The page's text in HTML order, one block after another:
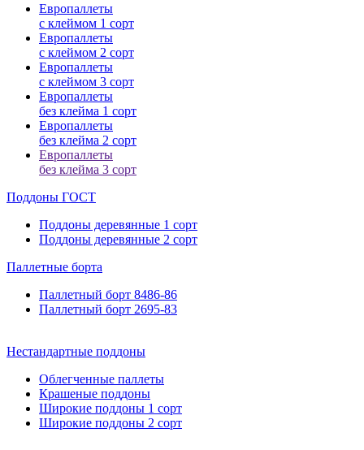
Европаллеты
с клеймом 1 сорт
Европаллеты
с клеймом 2 сорт
Европаллеты
с клеймом 3 сорт
Европаллеты
без клейма 1 сорт
Европаллеты
без клейма 2 сорт
Европаллеты
без клейма 3 сорт
Поддоны ГОСТ
Поддоны деревянные 1 сорт
Поддоны деревянные 2 сорт
Паллетные борта
Паллетный борт 8486-86
Паллетный борт 2695-83
Нестандартные поддоны
Облегченные паллеты
Крашеные поддоны
Широкие поддоны 1 сорт
Широкие поддоны 2 сорт